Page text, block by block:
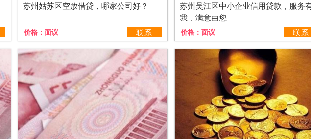
苏州姑苏区空放借贷，哪家公司好？
价格： 面议 联系
苏州吴江区中小企业信用贷款，服务
我，满意由您
价格： 面议 联系